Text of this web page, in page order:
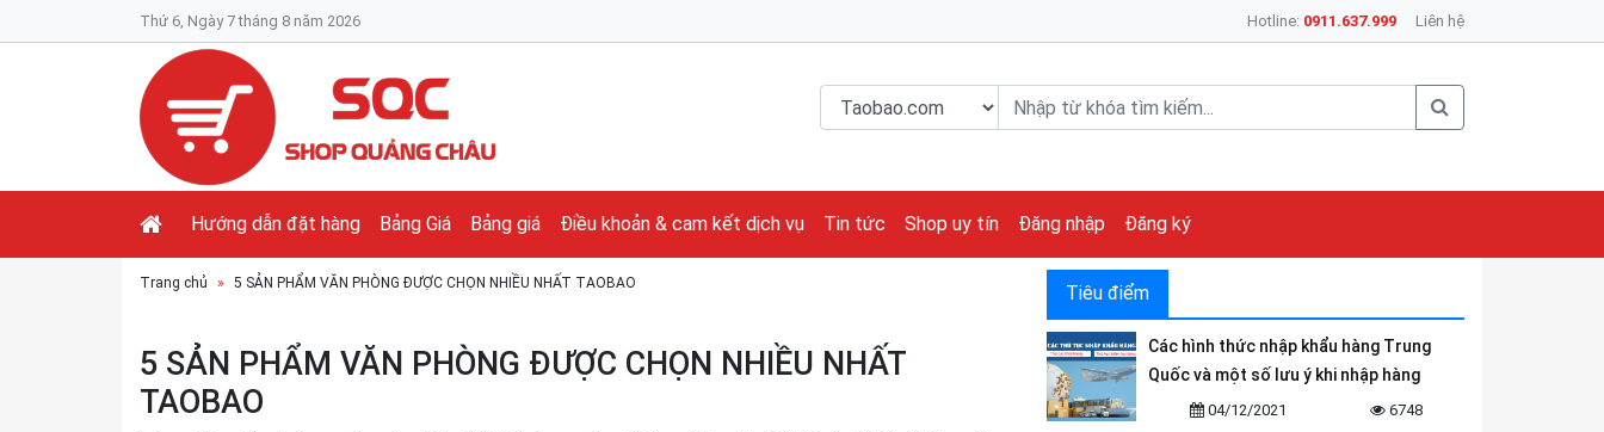
Thứ 6, Ngày 7 tháng 8 năm 2026 Hotline: 0911.637.999 Liên hệ
Hướng dẫn đặt hàng Bảng Giá Bảng giá Điều khoản & cam kết dịch vụ Tin tức Shop uy tín Đăng nhập Đăng ký
Trang chủ 5 SẢN PHẨM VĂN PHÒNG ĐƯỢC CHỌN NHIỀU NHẤT TAOBAO
5 SẢN PHẨM VĂN PHÒNG ĐƯỢC CHỌN NHIỀU NHẤT
TAOBAO
Tiêu điểm
Các hình thức nhập khẩu hàng Trung
Quốc và một số lưu ý khi nhập hàng
04/12/2021 6748